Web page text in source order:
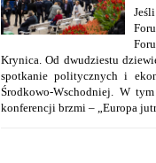
Krynica. Od dwudziestu
spotkanie politycznych i
Środkowo-Wschodniej. W
konferencji brzmi – „Europa